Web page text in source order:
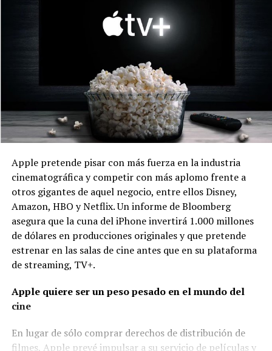
Apple pretende pisar con más fuerza en la industria
cinematográfica y competir con más aplomo frente a
otros gigantes de aquel negocio, entre ellos Disney,
Amazon, HBO y Netflix. Un informe de Bloomberg
asegura que la cuna del iPhone invertirá 1.000 millones
de dólares en producciones originales y que pretende
estrenar en las salas de cine antes que en su plataforma
de streaming, TV+.
Apple quiere ser un peso pesado en el mundo del
cine
En lugar de sólo comprar derechos de distribución de
filmes, Apple prevé impulsar a su servicio de películas y